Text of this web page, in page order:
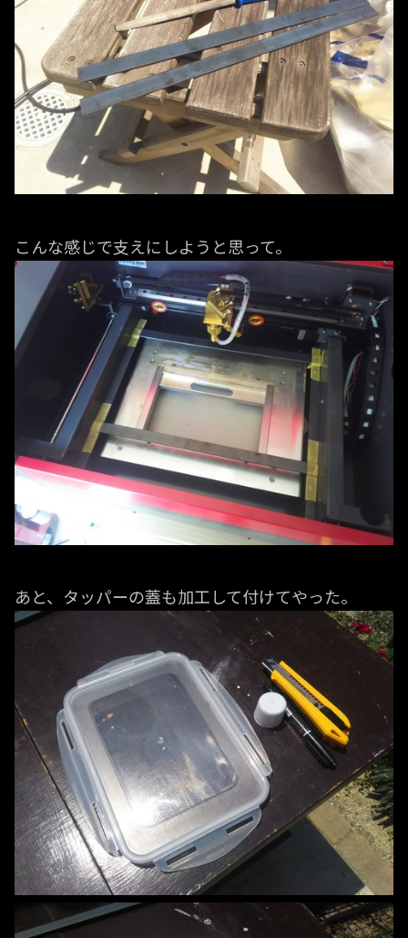
こんな感じで支えにしようと思って。
あと、タッパーの蓋も加工して付けてやった。